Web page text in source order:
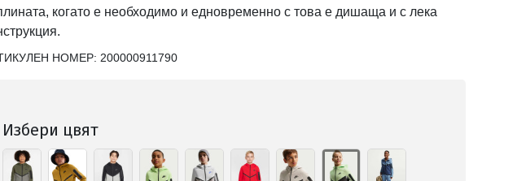
когато е необходимо и едновременно с това е дишаща и с лека
НОМЕР: 200000911790
Избери цвят